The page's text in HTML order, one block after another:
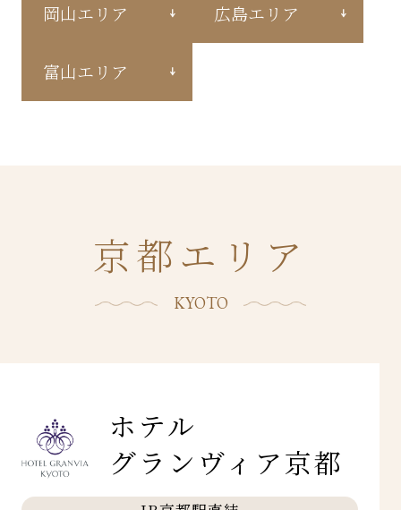
岡山エリア 広島エリア
富山エリア
京都エリア
KYOTO
ホテル
グランヴィア京都